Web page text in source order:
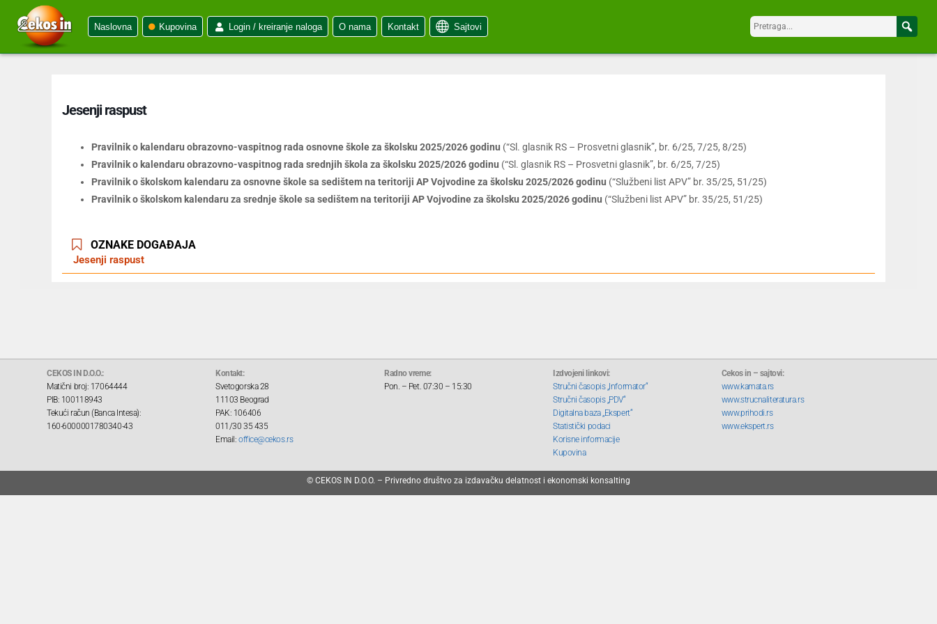
Naslovna Kupovina Login / kreiranje naloga O nama Kontakt Sajtovi
Jesenji raspust
Pravilnik o kalendaru obrazovno-vaspitnog rada osnovne škole za školsku 2025/2026 godinu (“Sl. glasnik RS – Prosvetni glasnik”, br. 6/25, 7/25, 8/25)
Pravilnik o kalendaru obrazovno-vaspitnog rada srednjih škola za školsku 2025/2026 godinu (“Sl. glasnik RS – Prosvetni glasnik”, br. 6/25, 7/25)
Pravilnik o školskom kalendaru za osnovne škole sa sedištem na teritoriji AP Vojvodine za školsku 2025/2026 godinu (“Službeni list APV” br. 35/25, 51/25)
Pravilnik o školskom kalendaru za srednje škole sa sedištem na teritoriji AP Vojvodine za školsku 2025/2026 godinu (“Službeni list APV” br. 35/25, 51/25)
OZNAKE DOGAĐAJA
Jesenji raspust
CEKOS IN D.O.O.:
Matični broj: 17064444
PIB: 100118943
Tekući račun (Banca Intesa):
160-6000001780340-43
Kontakt:
Svetogorska 28
11103 Beograd
PAK: 106406
011/30 35 435
Email: office@cekos.rs
Radno vreme:
Pon. – Pet. 07:30 – 15:30
Izdvojeni linkovi:
Stručni časopis „Informator“
Stručni časopis „PDV“
Digitalna baza „Ekspert“
Statistički podaci
Korisne informacije
Kupovina
Cekos in – sajtovi:
www.kamata.rs
www.strucnaliteratura.rs
www.prihodi.rs
www.ekspert.rs
© CEKOS IN D.O.O. – Privredno društvo za izdavačku delatnost i ekonomski konsalting